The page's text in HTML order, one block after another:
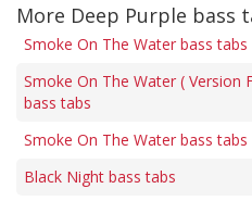
More Deep Purple bass
Smoke On The Water bass tabs
Smoke On The Water ( Version
bass tabs
Smoke On The Water bass tabs
Black Night bass tabs